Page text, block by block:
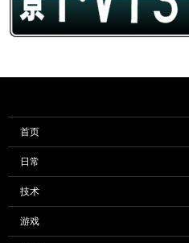
首页
日常
技术
游戏